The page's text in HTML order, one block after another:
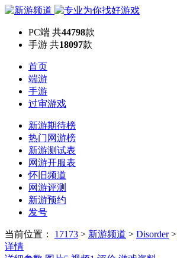
PC端 共44798款
手游 共18097款
首页
端游
手游
过审游戏
新游期待榜
热门网游榜
新游测试表
网游开服表
怀旧频道
网游评测
新游预约
发号
当前位置： 17173 > 新游频道 > Disorder>
详情